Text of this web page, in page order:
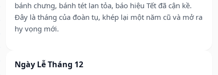
bánh chưng, bánh tét lan tỏa, báo hiệu Tết đã cận kề.
Đây là tháng của đoàn tụ, khép lại một năm cũ và mở ra
hy vọng mới.
Ngày Lễ Tháng 12